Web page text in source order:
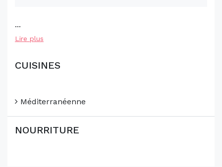
...
Lire plus
CUISINES
Méditerranéenne
NOURRITURE